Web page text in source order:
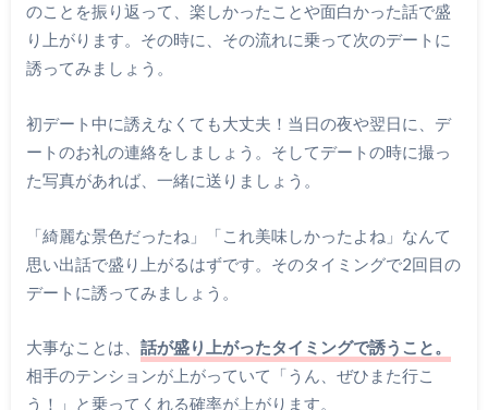
のことを振り返って、楽しかったことや面白かった話で盛
り上がります。その時に、その流れに乗って次のデートに
誘ってみましょう。
初デート中に誘えなくても大丈夫！当日の夜や翌日に、デ
ートのお礼の連絡をしましょう。そしてデートの時に撮っ
た写真があれば、一緒に送りましょう。
「綺麗な景色だったね」「これ美味しかったよね」なんて
思い出話で盛り上がるはずです。そのタイミングで2回目の
デートに誘ってみましょう。
大事なことは、 話が盛り上がったタイミングで誘うこと。
相手のテンションが上がっていて「うん、ぜひまた行こ
う！」と乗ってくれる確率が上がります。